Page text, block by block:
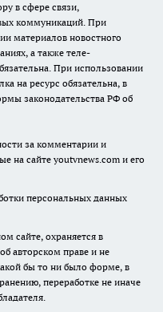
в сфере связи,
коммуникаций. При
материалов новостного
а также теле-
При использовании
на ресурс обязательна, в
законодательства РФ об
за комментарии и
на сайте youtvnews.com и его
персональных данных
сайте, охраняется в
авторском праве и не
бы то ни было форме, в
переработке не иначе